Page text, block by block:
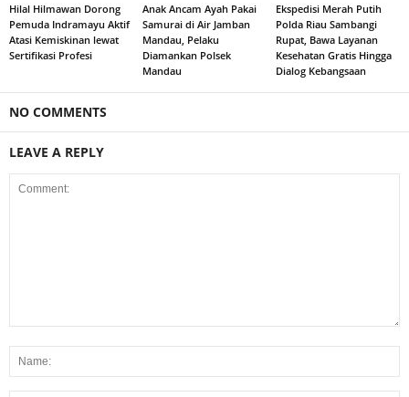
Hilal Hilmawan Dorong
Pemuda Indramayu Aktif
Atasi Kemiskinan lewat
Sertifikasi Profesi
Anak Ancam Ayah Pakai
Samurai di Air Jamban
Mandau, Pelaku
Diamankan Polsek
Mandau
Ekspedisi Merah Putih
Polda Riau Sambangi
Rupat, Bawa Layanan
Kesehatan Gratis Hingga
Dialog Kebangsaan
NO COMMENTS
LEAVE A REPLY